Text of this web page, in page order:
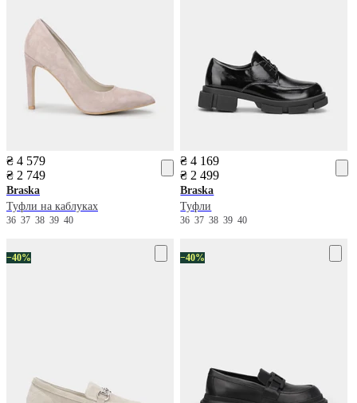
₴ 4 579
₴ 2 749
Braska
Туфли на каблуках
36 37 38 39 40
₴ 4 169
₴ 2 499
Braska
Туфли
3637383940
−40% −40%